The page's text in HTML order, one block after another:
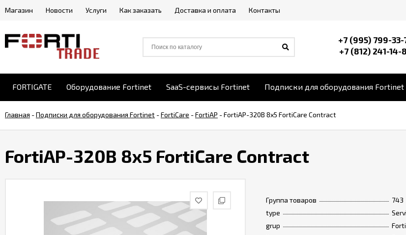
Магазин Новости Услуги Как заказать Доставка и оплата Контакты
+7 (995) 799-33-
+7 (812) 241-14-
FORTIGATE Оборудование Fortinet SaaS-сервисы Fortinet Подписки для оборудования Fortinet
Главная -Подписки для оборудования Fortinet -FortiCare -FortiAP -FortiAP-320B 8x5 FortiCare Contract
FortiAP-320B 8x5 FortiCare Contract
Группа товаров
743
type
grup